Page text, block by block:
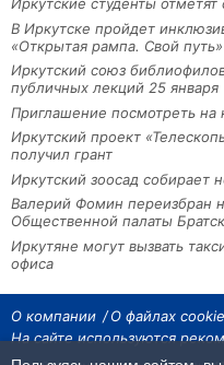
В Иркутске пройдет
«Открытая рампа. Свой путь»
Иркутский союз
публичных лекций 25 января
Приглашение посмотреть на
Иркутский проект
получил грант
Иркутский зоосад собирает
Валерий Фомин переизбран
Общественной палаты
Иркутяне могут вызвать
офиса
О компании
О файлах cookie
На сайте используются